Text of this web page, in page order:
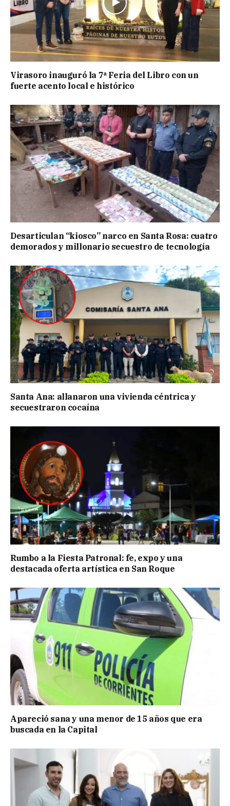
Virasoro inauguró la 7ª Feria del Libro con un
fuerte acento local e histórico
Desarticulan “kiosco” narco en Santa Rosa: cuatro
demorados y millonario secuestro de tecnología
Santa Ana: allanaron una vivienda céntrica y
secuestraron cocaína
Rumbo a la Fiesta Patronal: fe, expo y una
destacada oferta artística en San Roque
Apareció sana y una menor de 15 años que era
buscada en la Capital